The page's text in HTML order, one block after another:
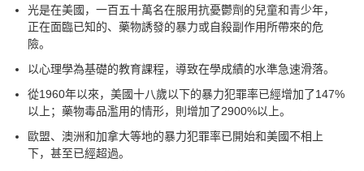
光是在美國，一百五十萬名在服用抗憂鬱劑的兒童和青少年，
正在面臨已知的、藥物誘發的暴力或自殺副作用所帶來的危
險。
以心理學為基礎的教育課程，導致在學成績的水準急速滑落。
從1960年以來，美國十八歲以下的暴力犯罪率已經增加了147%
以上；藥物毒品濫用的情形，則增加了2900%以上。
歐盟、澳洲和加拿大等地的暴力犯罪率已開始和美國不相上
下，甚至已經超過。